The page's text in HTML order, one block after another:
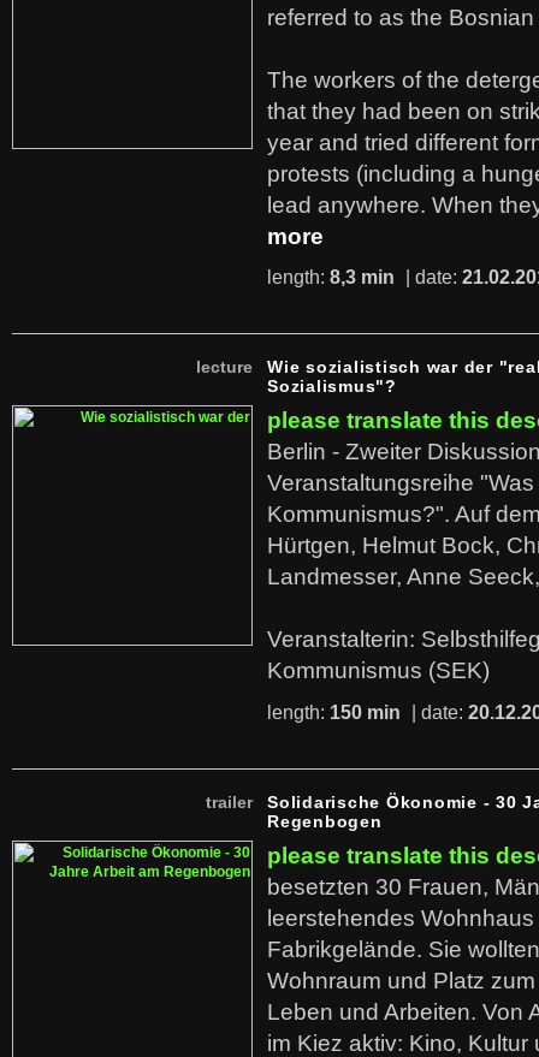
referred to as the
The workers of the
that they had been on
year and tried different
protests (including a
lead anywhere. When
more
length: 8,3 min | date:
lecture
Wie sozialistisch war der
Sozialismus"?
please translate this
Berlin - Zweiter
Veranstaltungsreihe "Was
Kommunismus?". Auf
Hürtgen, Helmut Bock,
Landmesser, Anne
Veranstalterin:
Kommunismus (SEK)
length: 150 min | date:
trailer
Solidarische Ökonomie - 30
Regenbogen
please translate this
besetzten 30 Frauen,
leerstehendes
Fabrikgelände. Sie
Wohnraum und Platz
Leben und Arbeiten. Von
im Kiez aktiv: Kino,